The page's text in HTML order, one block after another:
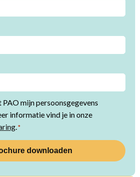
mijn persoonsgegevens
informatie vind je in onze
*